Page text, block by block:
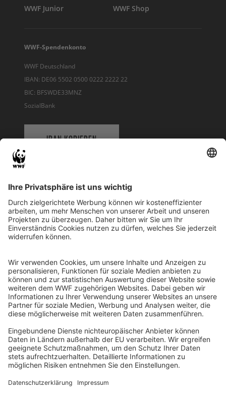
WWF Junior WWF Shop
WWF-Spendenkonto
WWF Deutschland
IBAN: DE06 5502 0500 0222 2222 22
BIC: BFSWDE33MNZ
SozialBank
IBAN KOPIEREN
WWF Deutschland
Reinhardtstr. 18
10117 Berlin
Ihre Spende kann steuerlich geltend gemacht werden
Registriert als Stiftung WWF Deutschland, Senatsverwaltung für
Justiz Berlin, Az: 3416/976/2
Umsatzsteuer-Identifikationsnummer: DE 114236103
Freistellungsbescheid: Als gemeinnützige Körperschaft befreit
von der Körperschaftssteuer gem. §5 I 9 KStg. unter der
Steuernummer 27/641/09321